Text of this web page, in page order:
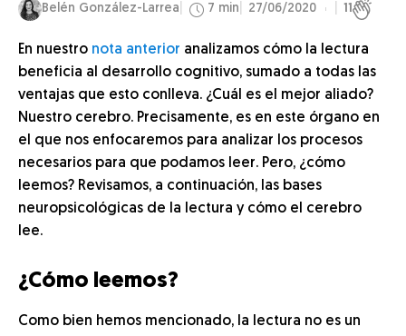
Belén González-Larrea 7 min 27/06/2020 11
En nuestro nota anterior analizamos cómo la lectura
beneficia al desarrollo cognitivo, sumado a todas las
ventajas que esto conlleva. ¿Cuál es el mejor aliado?
Nuestro cerebro. Precisamente, es en este órgano en
el que nos enfocaremos para analizar los procesos
necesarios para que podamos leer. Pero, ¿cómo
leemos? Revisamos, a continuación, las bases
neuropsicológicas de la lectura y cómo el cerebro
lee.
¿Cómo leemos?
Como bien hemos mencionado, la lectura no es un